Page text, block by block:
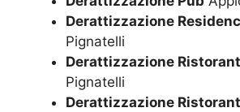
Derattizzazione
Pignatelli
Derattizzazione
Pignatelli
Derattizzazione